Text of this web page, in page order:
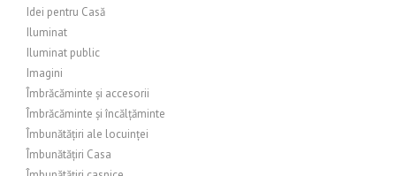
Idei pentru Casă
Iluminat
Iluminat public
Imagini
Îmbrăcăminte și accesorii
Îmbrăcăminte și încălțăminte
Îmbunătățiri ale locuinței
Îmbunătățiri Casa